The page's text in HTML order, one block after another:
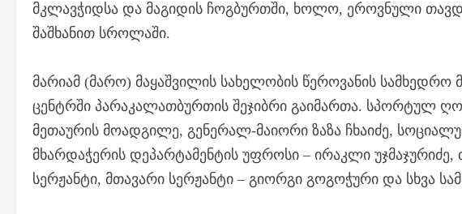
მკლავჭიდსა და მაგიდის ჩოგბურთში, ხოლო, ეროვნული
შაშხანით სროლაში.
მარიამ (მარო) მაყაშვილის სახელობის წეროვანის სამხედრო
ცენტრში პარაკალათბურთის შეჯიბრი გაიმართა. სპორტულ
მეთაურის მოადგილე, გენერალ-მაიორი ზაზა ჩხაიძე,
მხარდაჭერის დეპარტამენტის უფროსი – ირაკლი უჯმაჯურიძე,
სერჟანტი, მთავარი სერჟანტი – გიორგი გოგოჭური და სხვა